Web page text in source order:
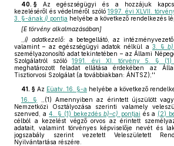
40. § Az egészségügyi és a hozzájuk
kezeléséről és védelméről szóló 1997. évi XLVII.
3. §-ának i) pontja helyébe a következő rendelkezés
[E törvény alkalmazásában]
i) adatkezelő: a betegellátó, az
valamint – az egészségügyi adatok nélkül a 3. §b)
személyazonosító adat tekintetében – az Állami
Szolgálatról szóló1991. évi XI. törvény 5. §
meghatározott feladat ellátása érdekében az
Tisztiorvosi Szolgálat (a továbbiakban: ÁNTSZ);''
41. § Az Eüatv. 16. §-a helyébe a következő
16. §
,,(1) Amennyiben az érintett újszülött vagy
Nemzetközi Osztályozása szerinti valamely
szenved, a4. § (1) bekezdésb)–c) pontjai és a (2)
célból a kezelést végző orvos az érintett
adatait, valamint törvényes képviselője nevét és
jogszabály szerint vezetett Veleszületett
Nyilvántartása részére.